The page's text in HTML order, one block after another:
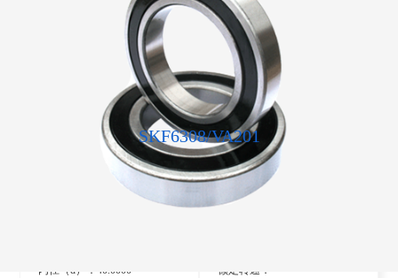
SKF6308/VA201
旧型号：- -
内径（d）：40.0000 额定转速：- -